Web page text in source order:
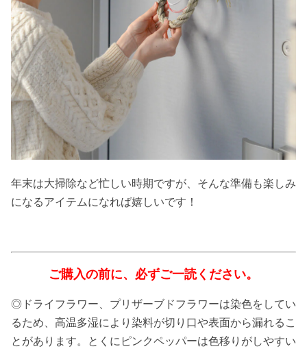
年末は大掃除など忙しい時期ですが、そんな準備も楽しみ
になるアイテムになれば嬉しいです！
ご購入の前に、必ずご一読ください。
◎ドライフラワー、プリザーブドフラワーは染色をしてい
るため、高温多湿により染料が切り口や表面から漏れるこ
とがあります。とくにピンクペッパーは色移りがしやすい